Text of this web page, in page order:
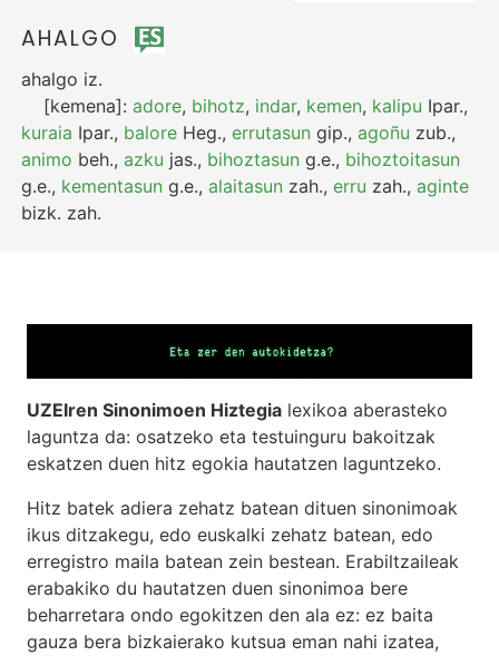
AHALGO
ahalgo iz.
[kemena]:adore, bihotz, indar, kemen, kalipu Ipar.,
kuraia Ipar., balore Heg.,errutasun gip.,agoñu zub.,
animo beh.,azku jas., bihoztasun g.e., bihoztoitasun
g.e., kementasun g.e.,alaitasun zah.,erru zah.,aginte
bizk. zah.
UZEIren Sinonimoen Hiztegia lexikoa aberasteko
laguntza da: osatzeko eta testuinguru bakoitzak
eskatzen duen hitz egokia hautatzen laguntzeko.
Hitz batek adiera zehatz batean dituen sinonimoak
ikus ditzakegu, edo euskalki zehatz batean, edo
erregistro maila batean zein bestean. Erabiltzaileak
erabakiko du hautatzen duen sinonimoa bere
beharretara ondo egokitzen den ala ez: ez baita
gauza bera bizkaierako kutsua eman nahi izatea,